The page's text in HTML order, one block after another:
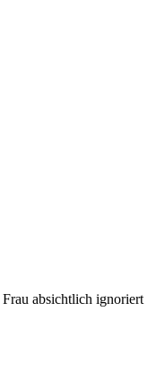
absichtlich ignoriert